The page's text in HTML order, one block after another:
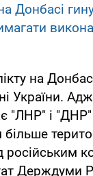
Донбасі
на
України.
"ЛНР" і
більше
російським
Держдуми